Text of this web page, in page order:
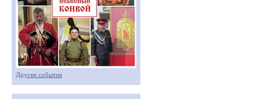
Другие события